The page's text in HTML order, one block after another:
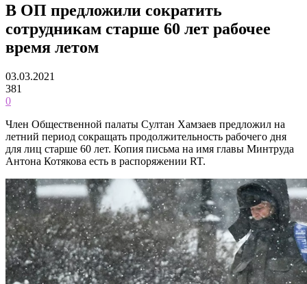
В ОП предложили сократить
сотрудникам старше 60 лет рабочее
время летом
03.03.2021
381
0
Член Общественной палаты Султан Хамзаев предложил на
летний период сокращать продолжительность рабочего дня
для лиц старше 60 лет. Копия письма на имя главы Минтруда
Антона Котякова есть в распоряжении RT.